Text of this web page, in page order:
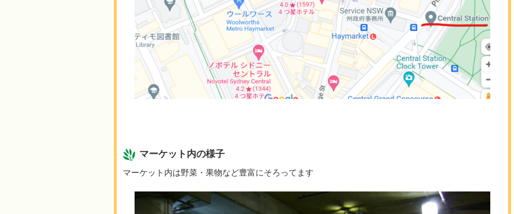
マーケット内の様子
マーケット内は野菜・果物など豊富にそろってます